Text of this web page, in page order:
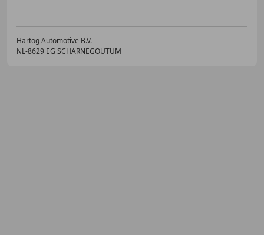
Hartog Automotive B.V.
NL-8629 EG SCHARNEGOUTUM